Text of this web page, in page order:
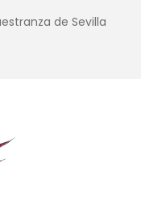
de Sevilla